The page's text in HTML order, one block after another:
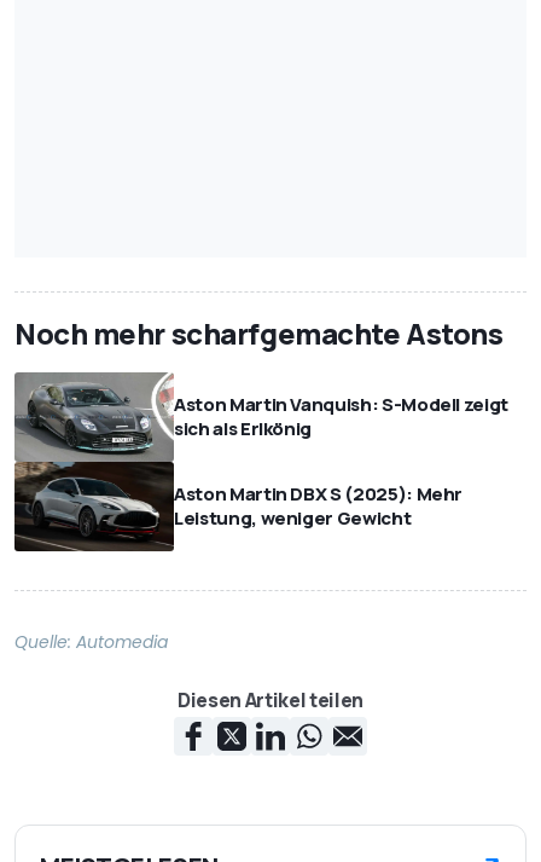
Noch mehr scharfgemachte Astons
Aston Martin Vanquish: S-Modell zeigt
sich als Erlkönig
Aston Martin DBX S (2025): Mehr
Leistung, weniger Gewicht
Quelle: Automedia
Diesen Artikel teilen